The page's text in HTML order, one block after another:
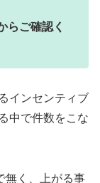
らご確認く
インセンティブ
中で件数をこな
無く、上がる事